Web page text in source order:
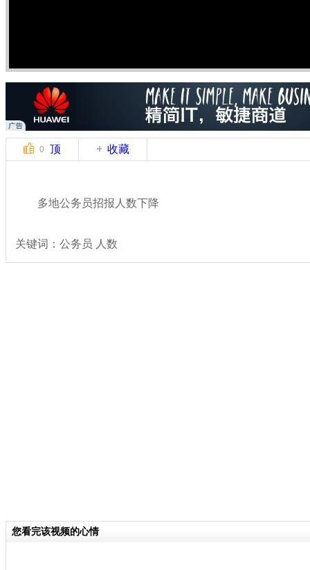
0 顶 收藏
多地公务员招报人数下降
关键词：公务员 人数
您看完该视频的心情